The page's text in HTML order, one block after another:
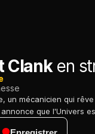
Clanken
un mécanicien qui
que l'Univers